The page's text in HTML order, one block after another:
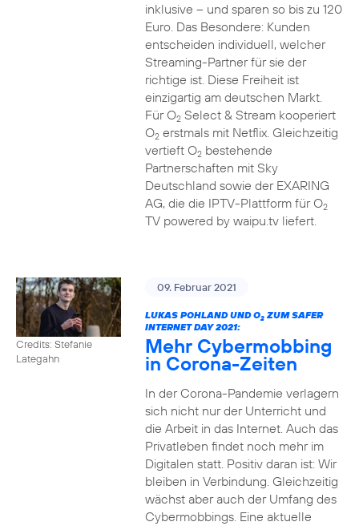
inklusive – und sparen so bis zu 120
Euro. Das Besondere: Kunden
entscheiden individuell, welcher
Streaming-Partner für sie der
richtige ist. Diese Freiheit ist
einzigartig am deutschen Markt.
Für O2Select & Stream kooperiert
O2erstmals mit Netflix. Gleichzeitig
vertieft O2bestehende
Partnerschaften mit Sky
Deutschland sowie der EXARING
AG, die die IPTV-Plattform für O2
TV powered by waipu.tv liefert.
Credits: Stefanie
Lategahn
09. Februar 2021
LUKAS POHLAND UND O2ZUM SAFER
INTERNET DAY 2021:
Mehr Cybermobbing
in Corona-Zeiten
In der Corona-Pandemie verlagern
sich nicht nur der Unterricht und
die Arbeit in das Internet. Auch das
Privatleben findet noch mehr im
Digitalen statt. Positiv daran ist: Wir
bleiben in Verbindung. Gleichzeitig
wächst aber auch der Umfang des
Cybermobbings. Eine aktuelle